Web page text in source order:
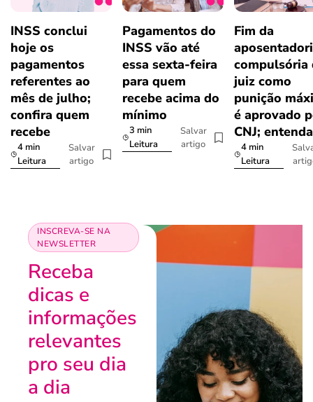
INSS conclui
hoje os
pagamentos
referentes ao
mês de julho;
confira quem
recebe
4 min
Leitura
Salvar
artigo
Pagamentos do
INSS vão até
essa sexta-feira
para quem
recebe acima do
mínimo
3 min
Leitura
Salvar
artigo
Fim da
compulsória
juiz como
punição
é aprovado
CNJ; entenda
4 min
Leitura
INSCREVA-SE NA
NEWSLETTER
Receba
dicas e
informações
relevantes
pro seu dia
a dia